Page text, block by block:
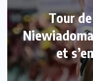
Tour
et
Mercato :